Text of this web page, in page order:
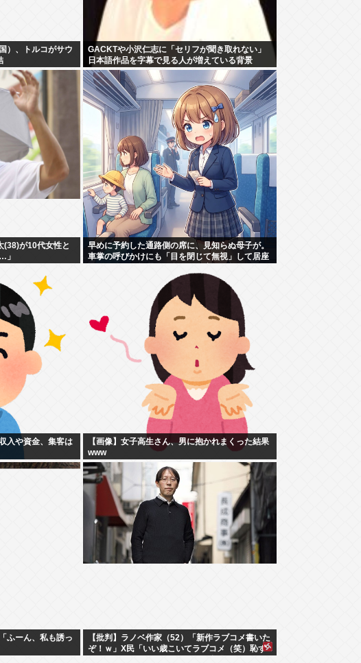
）、トルコがサウ
GACKTや小沢仁志に「セリフが聞き取れない」
日本語作品を字幕で見る人が増えている背景
(38)が10代女性と
」
早めに予約した通路側の席に、見知らぬ母子が。
車掌の呼びかけにも「目を閉じて無視」して居座
入や資金、集客は
【画像】女子高生さん、男に抱かれまくった結果
www
ふーん、私も誘っ
【批判】ラノベ作家（52）「新作ラブコメ書いた
ぞ！ｗ」X民「いい歳こいてラブコメ（笑）恥ず